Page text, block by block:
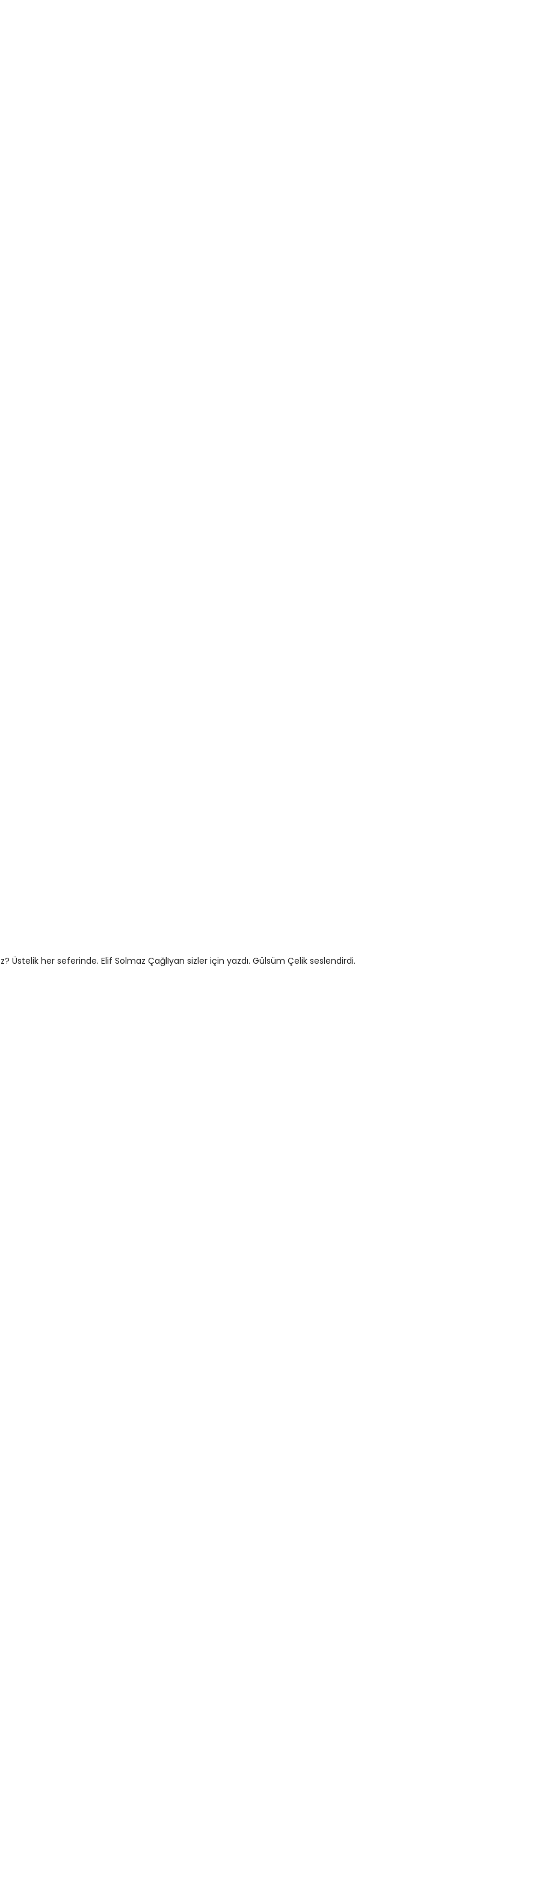
Üstelik her seferinde. Elif Solmaz ÇağlIyan sizler için yazdı. Gülsüm Çelik seslendirdi.